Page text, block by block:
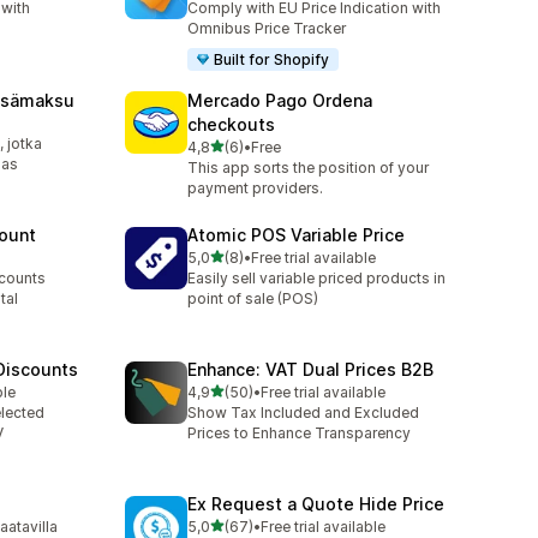
Comply with EU Price Indication with
Omnibus Price Tracker
Built for Shopify
jotka
Mercado Pago Ordena
checkouts
4,8/ 5 tähteä
(6)
6 arvostelua yhteensä
•Free
This app sorts the position of your
payment providers.
Atomic POS Variable Price
5,0/ 5 tähteä
(8)
8 arvostelua yhteensä
•Free trial available
Easily sell variable priced products in
point of sale (POS)
Enhance: VAT Dual Prices B2B
4,9/ 5 tähteä
(50)
50 arvostelua yhteensä
•Free trial available
Show Tax Included and Excluded
Prices to Enhance Transparency
Ex Request a Quote Hide Price
5,0/ 5 tähteä
(67)•Free trial available